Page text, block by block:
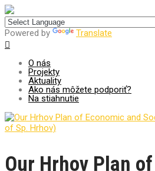
Powered by Translate
O nás
Projekty
Aktuality
Ako nás môžete podporiť?
Na stiahnutie
Our Hrhov Plan